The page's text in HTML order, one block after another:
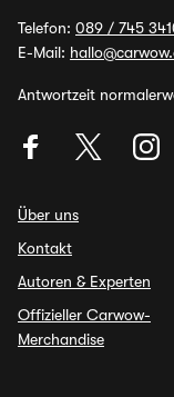
Telefon: 089 / 745
E-Mail:
Antwortzeit
Über uns
Kontakt
Autoren & Experten
Offizieller Carwow-
Merchandise